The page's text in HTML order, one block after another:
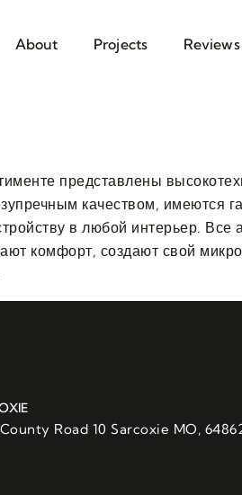
About Projects Reviews
представлены
качеством, имеются
в любой интерьер.
комфорт, создают свой
Road 10 Sarcoxie MO,